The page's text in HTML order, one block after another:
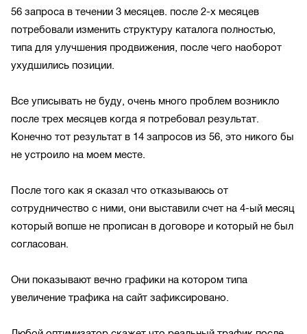
56 запроса в течении 3 месяцев. после 2-х месяцев
потребовали изменить структуру каталога полностью,
типа для улучшения продвижения, после чего наоборот
ухудшились позиции.
Все уписывать не буду, очень много проблем возникло
после трех месяцев когда я потребовал результат.
Конечно тот результат в 14 запросов из 56, это никого бы
не устроило на моем месте.
После того как я сказал что отказываюсь от
сотрудничество с ними, они выставили счет на 4-ый месяц
который вопше не прописан в договоре и который не был
согласован.
Они показывают вечно графики на котором типа
увеличение трафика на сайт зафиксировано.